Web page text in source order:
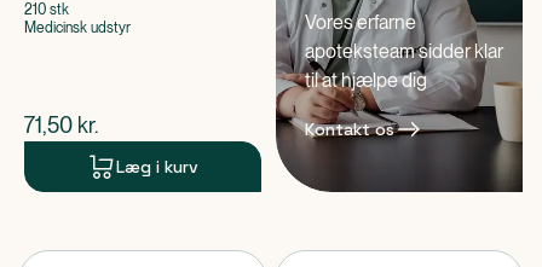
210 stk
Medicinsk udstyr
$nuværende pris
71,50 kr.
Læg i kurv
Vores erfarne
apoteksteam sidder klar
til at hjælpe dig
Kontakt os